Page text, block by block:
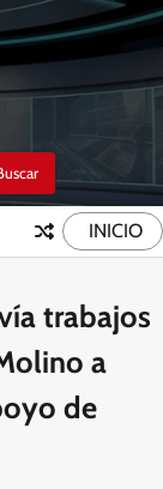
INICIO
trabajos
a
de